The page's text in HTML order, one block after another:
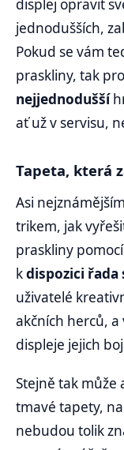
displej opravit
jednodušších,
Pokud se vám
praskliny, tak
nejjednodušší
ať už v servisu,
Tapeta, která
Asi
trikem, jak
praskliny
kdispozici řada
uživatelé
akčních herců,
displeje jejich
Stejně tak může
tmavé tapety,
nebudou tolik